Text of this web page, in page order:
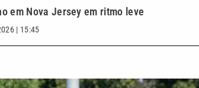
em Nova Jersey em ritmo leve
| 15:45